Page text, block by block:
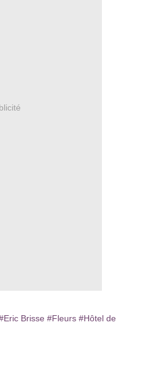
Brisse #Fleurs #Hôtel de